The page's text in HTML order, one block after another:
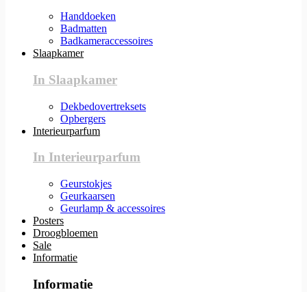
Handdoeken
Badmatten
Badkameraccessoires
Slaapkamer
In Slaapkamer
Dekbedovertreksets
Opbergers
Interieurparfum
In Interieurparfum
Geurstokjes
Geurkaarsen
Geurlamp & accessoires
Posters
Droogbloemen
Sale
Informatie
Informatie